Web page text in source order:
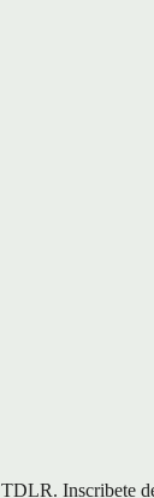
Inscribete